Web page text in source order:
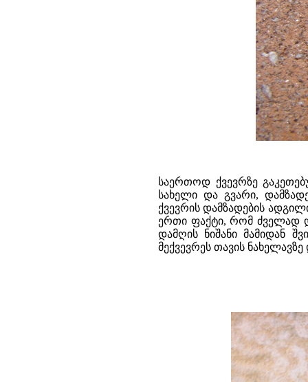
საერთოდ ქვევრზე
სახელი და გვარი,
ქვევრის დამზადების
ერთი ფაქტი, რომ ძველად
დამღის ნიშანი მამიდან
მექვევრეს თავის